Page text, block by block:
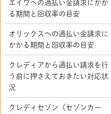
エイワへの過払い金請求にかか
る期間と回収率の目安
オリックスへの過払い金請求に
かかる期間と回収率の目安
クレディアから過払い請求を行
う前に押さえておきたい対応状
況
クレディセゾン（セゾンカー